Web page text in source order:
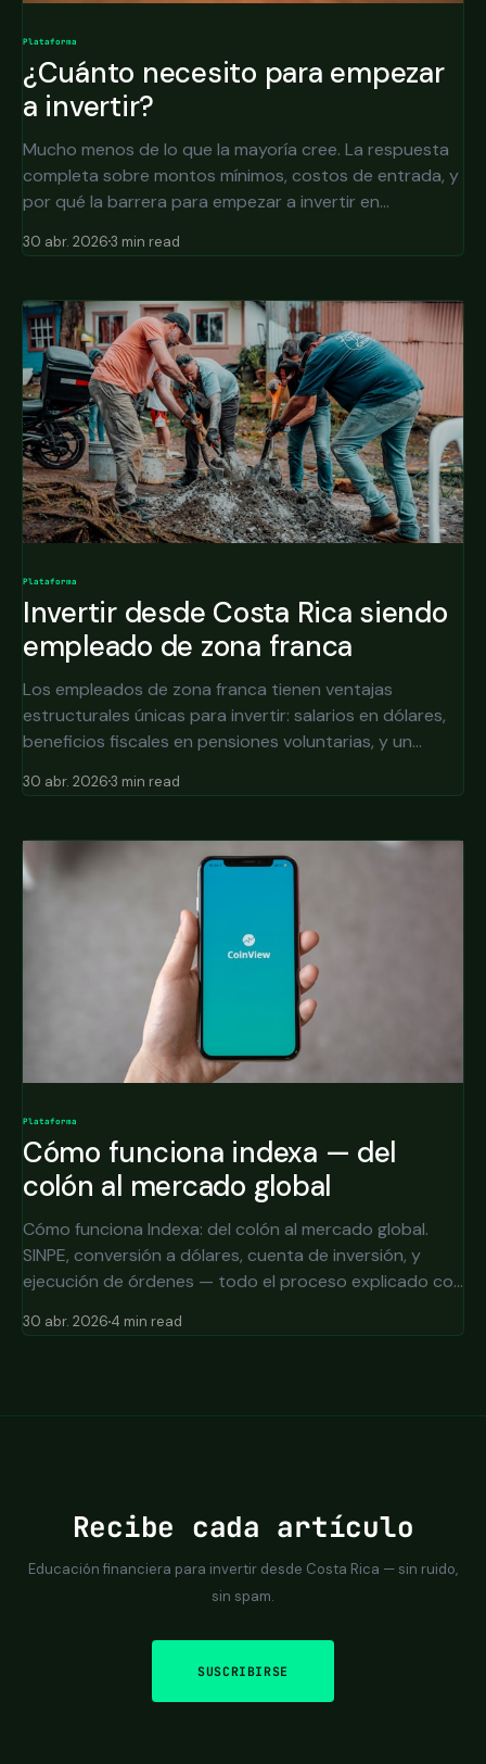
Plataforma
¿Cuánto necesito para empezar
a invertir?
Mucho menos de lo que la mayoría cree. La respuesta
completa sobre montos mínimos, costos de entrada, y
por qué la barrera para empezar a invertir en
30 abr. 20263 min read
Plataforma
Invertir desde Costa Rica siendo
empleado de zona franca
Los empleados de zona franca tienen ventajas
estructurales únicas para invertir: salarios en dólares,
beneficios fiscales en pensiones voluntarias, y un
30 abr. 20263 min read
Plataforma
Cómo funciona indexa — del
colón al mercado global
Cómo funciona Indexa: del colón al mercado global.
SINPE, conversión a dólares, cuenta de inversión, y
ejecución de órdenes — todo el proceso explicado con
30 abr. 2026 4 min read
Recibe cada artículo
Educación financiera para invertir desde Costa Rica — sin ruido,
sin spam.
SUSCRIBIRSE